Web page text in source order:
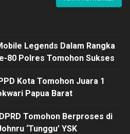
Legends Dalam Rangka
80 Polres Tomohon Sukses
Kota Tomohon Juara 1
Papua Barat
Tomohon Berproses di
‘Tunggu’ YSK